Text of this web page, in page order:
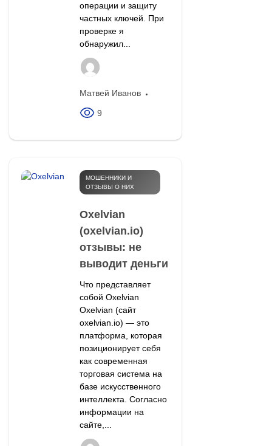
операции и защиту
частных ключей. При
проверке я
обнаружил...
Матвей Иванов
9
МОШЕННИКИ И
ОТЗЫВЫ О НИХ
Oxelvian
(oxelvian.io)
отзывы: не
выводит деньги
Что представляет
собой Oxelvian
Oxelvian (сайт
oxelvian.io) — это
платформа, которая
позиционирует себя
как современная
торговая система на
базе искусственного
интеллекта. Согласно
информации на
сайте,...